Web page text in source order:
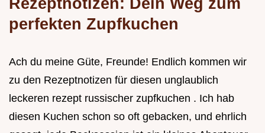
perfekten Zupfkuchen
Ach du meine Güte, Freunde! Endlich kommen wir
zu den Rezeptnotizen für diesen unglaublich
leckeren rezept russischer zupfkuchen . Ich hab
diesen Kuchen schon so oft gebacken, und ehrlich